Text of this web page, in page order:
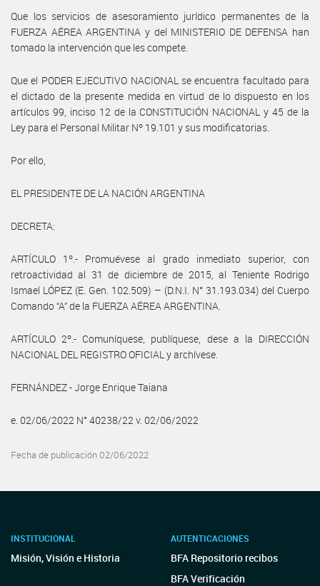
Que los servicios de asesoramiento jurídico permanentes de la
FUERZA AÉREA ARGENTINA y del MINISTERIO DE DEFENSA han
tomado la intervención que les compete.
Que el PODER EJECUTIVO NACIONAL se encuentra facultado para
el dictado de la presente medida en virtud de lo dispuesto en los
artículos 99, inciso 12 de la CONSTITUCIÓN NACIONAL y 45 de la
Ley para el Personal Militar Nº 19.101 y sus modificatorias.
Por ello,
EL PRESIDENTE DE LA NACIÓN ARGENTINA
DECRETA:
ARTÍCULO 1º.- Promuévese al grado inmediato superior, con
retroactividad al 31 de diciembre de 2015, al Teniente Rodrigo
Ismael LÓPEZ (E. Gen. 102.509) – (D.N.I. N° 31.193.034) del Cuerpo
Comando “A” de la FUERZA AÉREA ARGENTINA.
ARTÍCULO 2º.- Comuníquese, publíquese, dese a la DIRECCIÓN
NACIONAL DEL REGISTRO OFICIAL y archívese.
FERNÁNDEZ - Jorge Enrique Taiana
e. 02/06/2022 N° 40238/22 v. 02/06/2022
Fecha de publicación 02/06/2022
INSTITUCIONAL
Misión, Visión e Historia
AUTENTICACIONES
BFA Repositorio recibos
BFA Verificación